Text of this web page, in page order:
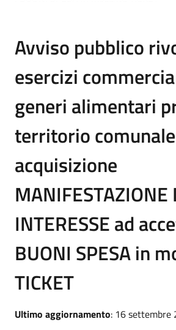
Avviso pubblico
esercizi
generi alimentari
territorio
acquisizione
MANIFESTAZIONE
INTERESSE ad
BUONI SPESA in
TICKET
Ultimo aggiornamento: 16 settembre